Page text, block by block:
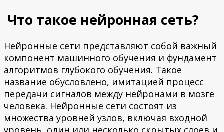
Что такое нейронная сеть?
Нейронные сети представляют собой важный
компонент машинного обучения и фундамент
алгоритмов глубокого обучения. Такое
название обусловлено, имитацией процесс
передачи сигналов между нейронами в мозге
человека. Нейронные сети состоят из
множества уровней узлов, включая входной